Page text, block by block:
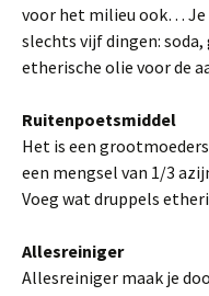
voor het milieu ook… Je
slechts vijf dingen:
etherische olie voor de
Ruitenpoetsmiddel
Het is een
een mengsel van 1/3
Voeg wat druppels
Allesreiniger
Allesreiniger maak je